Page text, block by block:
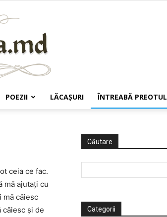
POEZII LĂCAŞURI ÎNTREABĂ PREOTUL
ceia ce fac.
mă ajutaţi cu
mă căiesc
căiesc şi de
Căutare
Categorii